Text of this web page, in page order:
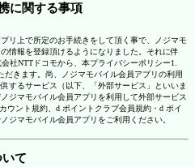
に関する事項
リ上で所定のお手続きをして頂く事で、ノジマモ
情報を登録頂けるようになりました。それに伴
社NTTドコモから、本プライバシーポリシー1.
だきます。尚、ノジマモバイル会員アプリの利用
するサービス（以下、「外部サービス」といいま
ジマモバイル会員アプリを利用して外部サービス
ウント規約、d ポイントクラブ会員規約・d ポイ
ジマモバイル会員アプリをご利用ください。
て